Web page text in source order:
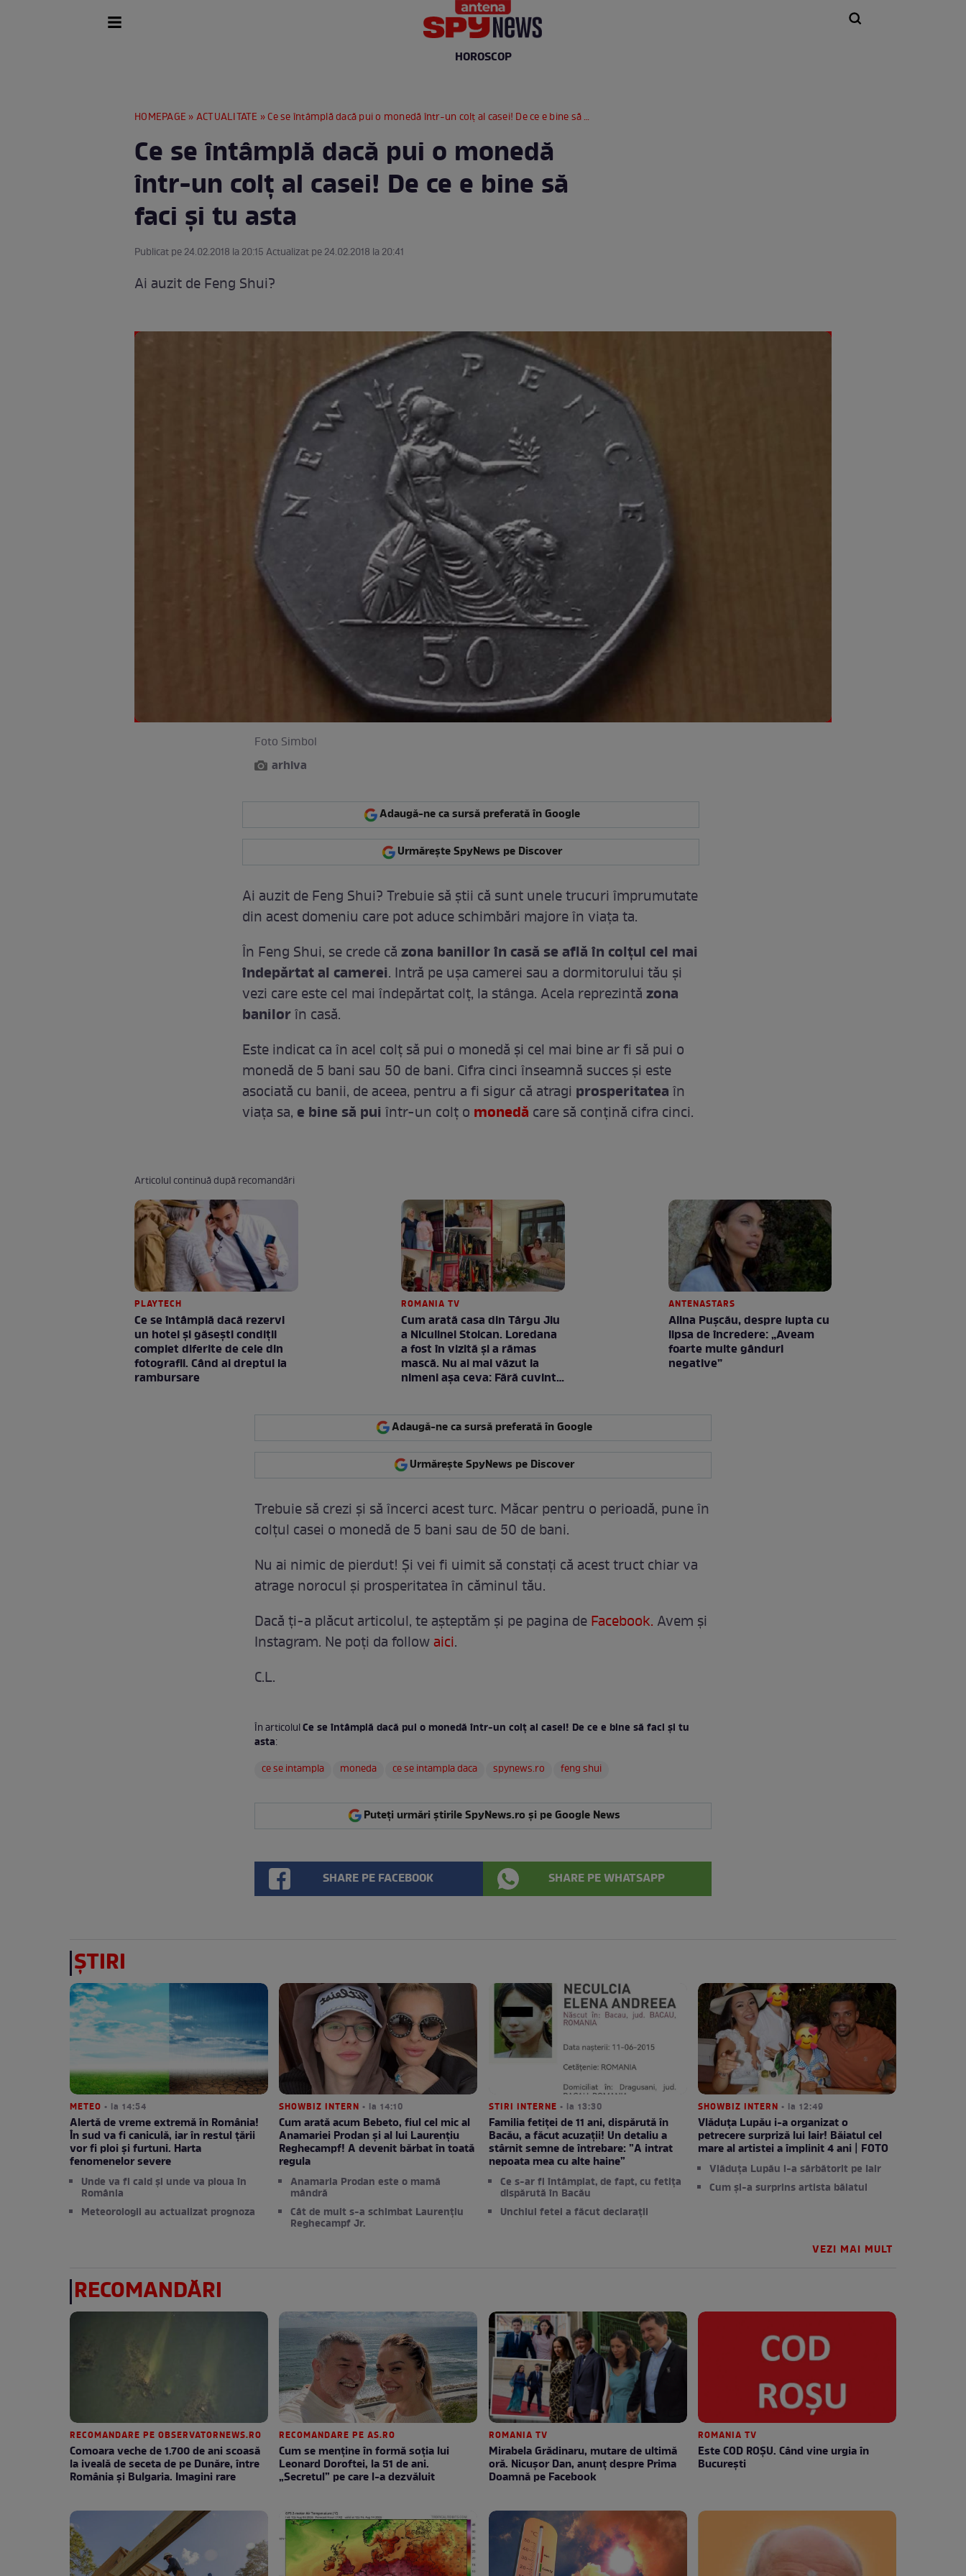
HOROSCOP
HOMEPAGE »ACTUALITATE » Ce se întâmplă dacă pui o monedă într-un colț al casei! De ce e bine să faci şi tu asta
Ce se întâmplă dacă pui o monedă
într-un colț al casei! De ce e bine să
faci şi tu asta
Publicat pe 24.02.2018 la 20:15 Actualizat pe 24.02.2018 la 20:41
Ai auzit de Feng Shui?
Foto Simbol
arhiva
Adaugă-ne ca sursă preferată în Google
Urmărește SpyNews pe Discover
Ai auzit de Feng Shui? Trebuie să ştii că sunt unele trucuri împrumutate
din acest domeniu care pot aduce schimbări majore în viaţa ta.
În Feng Shui, se crede căzona banillor în casă se află în colţul cel mai
îndepărtat al camerei. Intră pe ușa camerei sau a dormitorului tău și
vezi care este cel mai îndepărtat colț, la stânga. Acela reprezintăzona
banilorîn casă.
Este indicat ca în acel colţ să pui o monedă şi cel mai bine ar fi să pui o
monedă de 5 bani sau 50 de bani. Cifra cinci înseamnă succes și este
asociată cu banii, de aceea, pentru a fi sigur că atragi prosperitateaîn
viaţa sa, e bine să puiîntr-un colţ o monedă care să conţină cifra cinci.
Articolul continuă după recomandări
PLAYTECH
Ce se întâmplă dacă rezervi
un hotel și găsești condiții
complet diferite de cele din
fotografii. Când ai dreptul la
rambursare
ROMANIA TV
Cum arată casa din Târgu Jiu
a Niculinei Stoican. Loredana
a fost în vizită și a rămas
mască. Nu ai mai văzut la
nimeni așa ceva: Fără cuvinte
ANTENASTARS
Alina Pușcău, despre lupta cu
lipsa de încredere: „Aveam
foarte multe gânduri
negative”
Adaugă-ne ca sursă preferată în Google
Urmărește SpyNews pe Discover
Trebuie să crezi şi să încerci acest turc. Măcar pentru o perioadă, pune în
colţul casei o monedă de 5 bani sau de 50 de bani.
Nu ai nimic de pierdut! Şi vei fi uimit să constaţi că acest truct chiar va
atrage norocul şi prosperitatea în căminul tău.
Dacă ți-a plăcut articolul, te așteptăm și pe pagina deFacebook. Avem și
Instagram. Ne poți da followaici.
C.L.
În articolulCe se întâmplă dacă pui o monedă într-un colț al casei! De ce e bine să faci şi tu
asta:
ce se intampla
moneda ce se intampla daca spynews.ro feng shui
Puteți urmări știrile SpyNews.ro și pe Google News
SHARE PE FACEBOOK SHARE PE WHATSAPP
ȘTIRI
METEO • la 14:54
Alertă de vreme extremă în România!
În sud va fi caniculă, iar în restul țării
vor fi ploi și furtuni. Harta
fenomenelor severe
Unde va fi cald și unde va ploua în
România
Meteorologii au actualizat prognoza
SHOWBIZ INTERN • la 14:10
Cum arată acum Bebeto, fiul cel mic al
Anamariei Prodan și al lui Laurențiu
Reghecampf! A devenit bărbat în toată
regula
Anamaria Prodan este o mamă
mândră
Cât de mult s-a schimbat Laurențiu
Reghecampf Jr.
STIRI INTERNE • la 13:30
Familia fetiței de 11 ani, dispărută în
Bacău, a făcut acuzații! Un detaliu a
stârnit semne de întrebare: ”A intrat
nepoata mea cu alte haine”
Ce s-ar fi întâmplat, de fapt, cu fetița
dispărută în Bacău
Unchiul fetei a făcut declarații
SHOWBIZ INTERN • la 12:49
Vlăduța Lupău i-a organizat o
petrecere surpriză lui Iair! Băiatul cel
mare al artistei a împlinit 4 ani | FOTO
Vlăduța Lupău l-a sărbătorit pe Iair
Cum și-a surprins artista băiatul
VEZI MAI MULT
RECOMANDĂRI
RECOMANDARE PE OBSERVATORNEWS.RO
Comoara veche de 1.700 de ani scoasă
la iveală de seceta de pe Dunăre, între
România şi Bulgaria. Imagini rare
RECOMANDARE PE AS.RO
Cum se menţine în formă soţia lui
Leonard Doroftei, la 51 de ani.
„Secretul” pe care l-a dezvăluit
ROMANIA TV
Mirabela Grădinaru, mutare de ultimă
oră. Nicuşor Dan, anunţ despre Prima
Doamnă pe Facebook
ROMANIA TV
Este COD ROŞU. Când vine urgia în
Bucureşti